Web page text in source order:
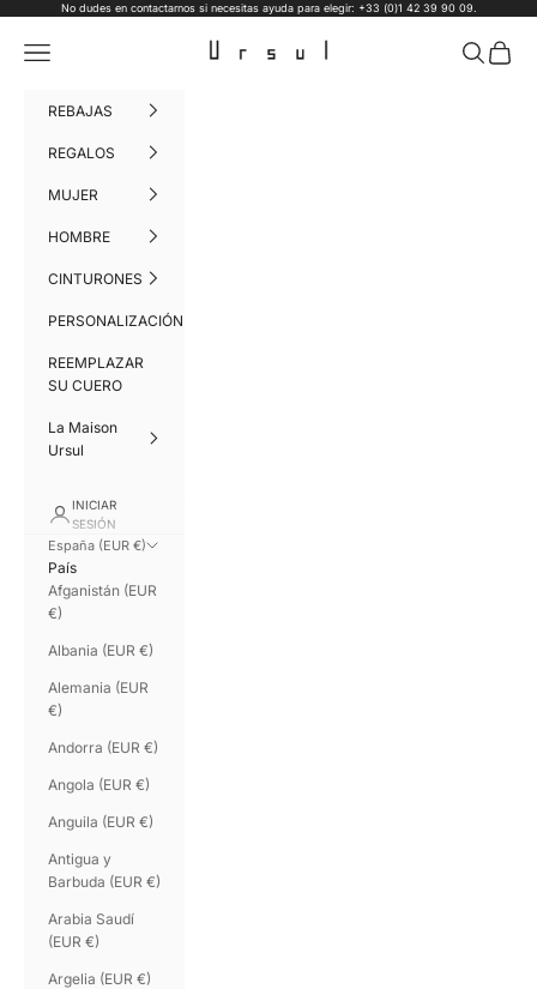
Ir al contenidoNo dudes en contactarnos si necesitas ayuda para elegir: +33 (0)1 42 39 90 09.
Ursul Paris
Menú Buscar
Cesta
REBAJAS
REGALOS
MUJER
HOMBRE
CINTURONES
PERSONALIZACIÓN
REEMPLAZAR
SU CUERO
La Maison
Ursul
INICIAR
SESIÓN
España (EUR €)
País
Afganistán (EUR
€)
Albania (EUR €)
Alemania (EUR
€)
Andorra (EUR €)
Angola (EUR €)
Anguila (EUR €)
Antigua y
Barbuda (EUR €)
Arabia Saudí
(EUR €)
Argelia (EUR €)